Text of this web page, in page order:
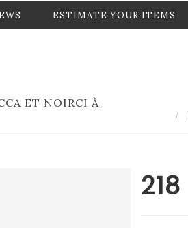
ESTIMATE YOUR ITEMS
ET NOIRCI À
218